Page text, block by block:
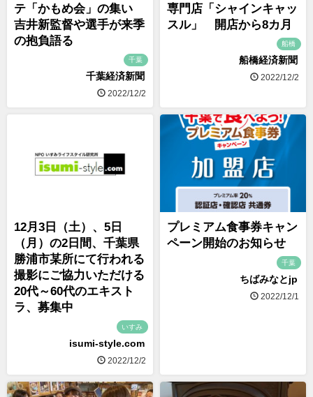
テ「かもめ会」の集い
吉井新監督や選手が来季
の抱負語る
千葉
千葉経済新聞
2022/12/2
専門店「シャインキャッ
スル」 開店から8カ月
船橋
船橋経済新聞
2022/12/2
12月3日（土）、5日
（月）の2日間、千葉県
勝浦市某所にて行われる
撮影にご協力いただける
20代～60代のエキスト
ラ、募集中
いすみ
isumi-style.com
2022/12/2
プレミアム食事券キャン
ペーン開始のお知らせ
千葉
ちばみなとjp
2022/12/1